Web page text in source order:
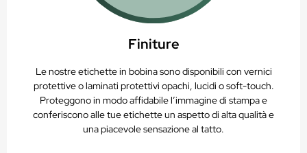
Finiture
Le nostre etichette in bobina sono disponibili con vernici
protettive o laminati protettivi opachi, lucidi o soft-touch.
Proteggono in modo affidabile l’immagine di stampa e
conferiscono alle tue etichette un aspetto di alta qualità e
una piacevole sensazione al tatto.